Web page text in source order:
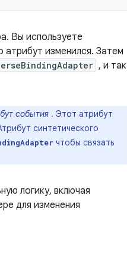
Вы используете
изменился. Затем
, и так
события . Этот атрибут
синтетического
чтобы связать
логику, включая
для изменения